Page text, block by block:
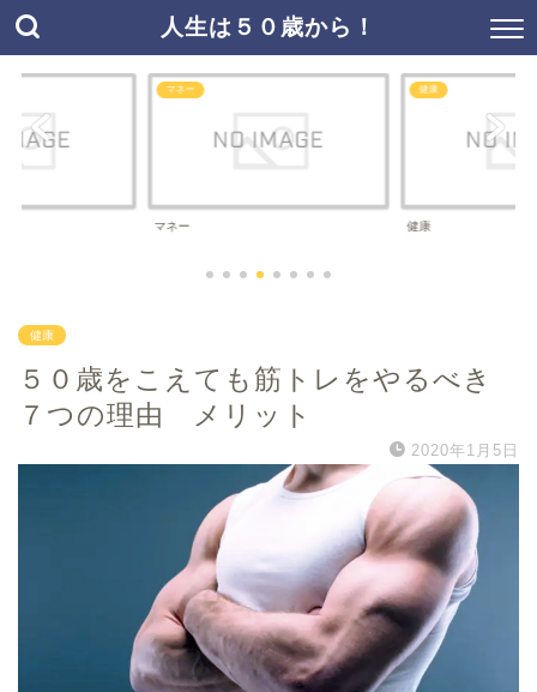
人生は５０歳から！
マネー
マネー
健康
健康
健康
５０歳をこえても筋トレをやるべき
７つの理由 メリット
2020年1月5日